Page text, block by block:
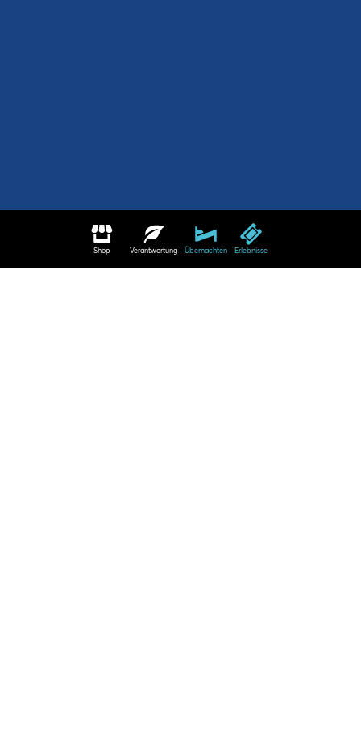
Shop Verantwortung Übernachten Erlebnisse